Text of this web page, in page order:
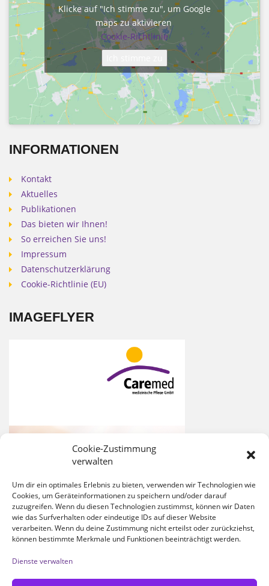
Cookie-Zustimmung
verwalten
Um dir ein optimales Erlebnis zu bieten, verwenden wir Technologien wie
Cookies, um Geräteinformationen zu speichern und/oder darauf
zuzugreifen. Wenn du diesen Technologien zustimmst, können wir Daten
wie das Surfverhalten oder eindeutige IDs auf dieser Website
verarbeiten. Wenn du deine Zustimmung nicht erteilst oder zurückziehst,
können bestimmte Merkmale und Funktionen beeinträchtigt werden.
Dienste verwalten
Klicke auf "Ich stimme zu", um Google
maps zu aktivieren
Cookie-Richtlinie
INFORMATIONEN
Kontakt
Aktuelles
Publikationen
Das bieten wir Ihnen!
So erreichen Sie uns!
Impressum
Datenschutzerklärung
Cookie-Richtlinie (EU)
IMAGEFLYER